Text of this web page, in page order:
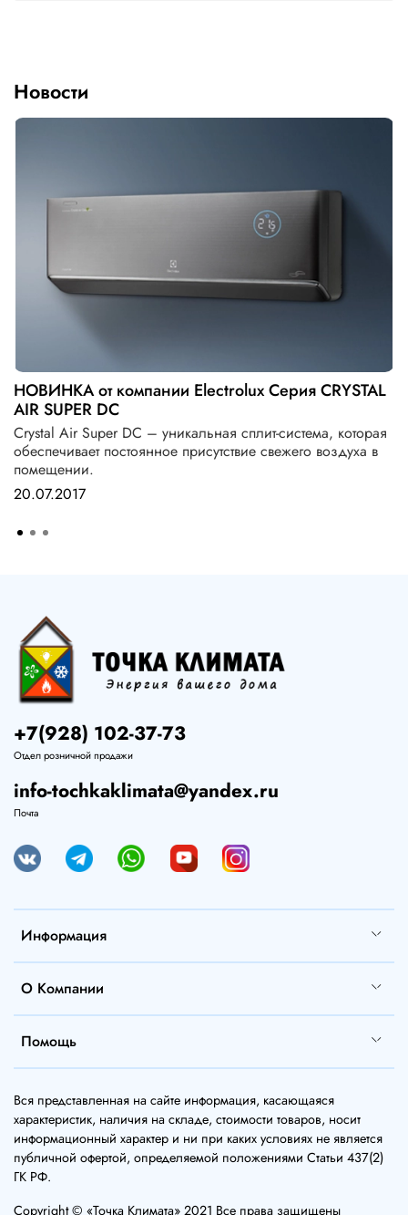
Новости
НОВИНКА от компании Electrolux Серия CRYSTAL
AIR SUPER DC
Crystal Air Super DC – уникальная сплит-система, которая
обеспечивает постоянное присутствие свежего воздуха в
помещении.
20.07.2017
Информация
О Компании
Помощь
+7(928) 102-37-73
Отдел розничной продажи
info-tochkaklimata@yandex.ru
Почта
Вся представленная на сайте информация, касающаяся
характеристик, наличия на складе, стоимости товаров, носит
информационный характер и ни при каких условиях не является
публичной офертой, определяемой положениями Статьи 437(2)
ГК РФ.
Copyright © «Точка Климата» 2021 Все права защищены